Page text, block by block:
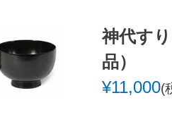
神代す
品）
¥11,000